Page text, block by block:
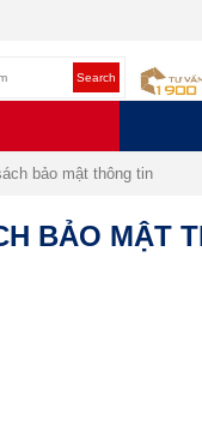
Search
bảo mật thông tin
BẢO MẬT